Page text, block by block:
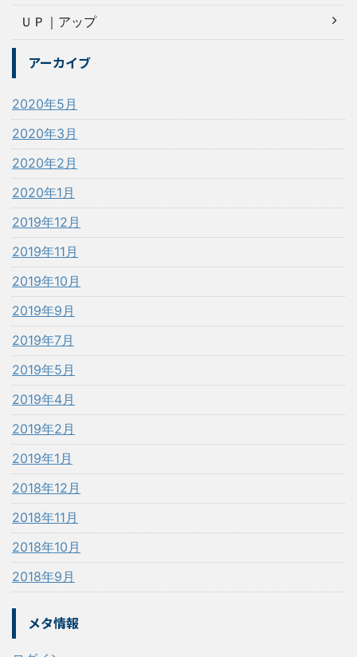
ＵＰ｜アップ
アーカイブ
2020年5月
2020年3月
2020年2月
2020年1月
2019年12月
2019年11月
2019年10月
2019年9月
2019年7月
2019年5月
2019年4月
2019年2月
2019年1月
2018年12月
2018年11月
2018年10月
2018年9月
メタ情報